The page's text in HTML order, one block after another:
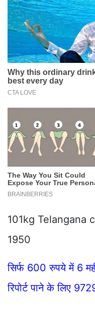
101kg Telangana
1950
सिर्फ 600 रुपये में 6
रिपोर्ट पाने के लिए